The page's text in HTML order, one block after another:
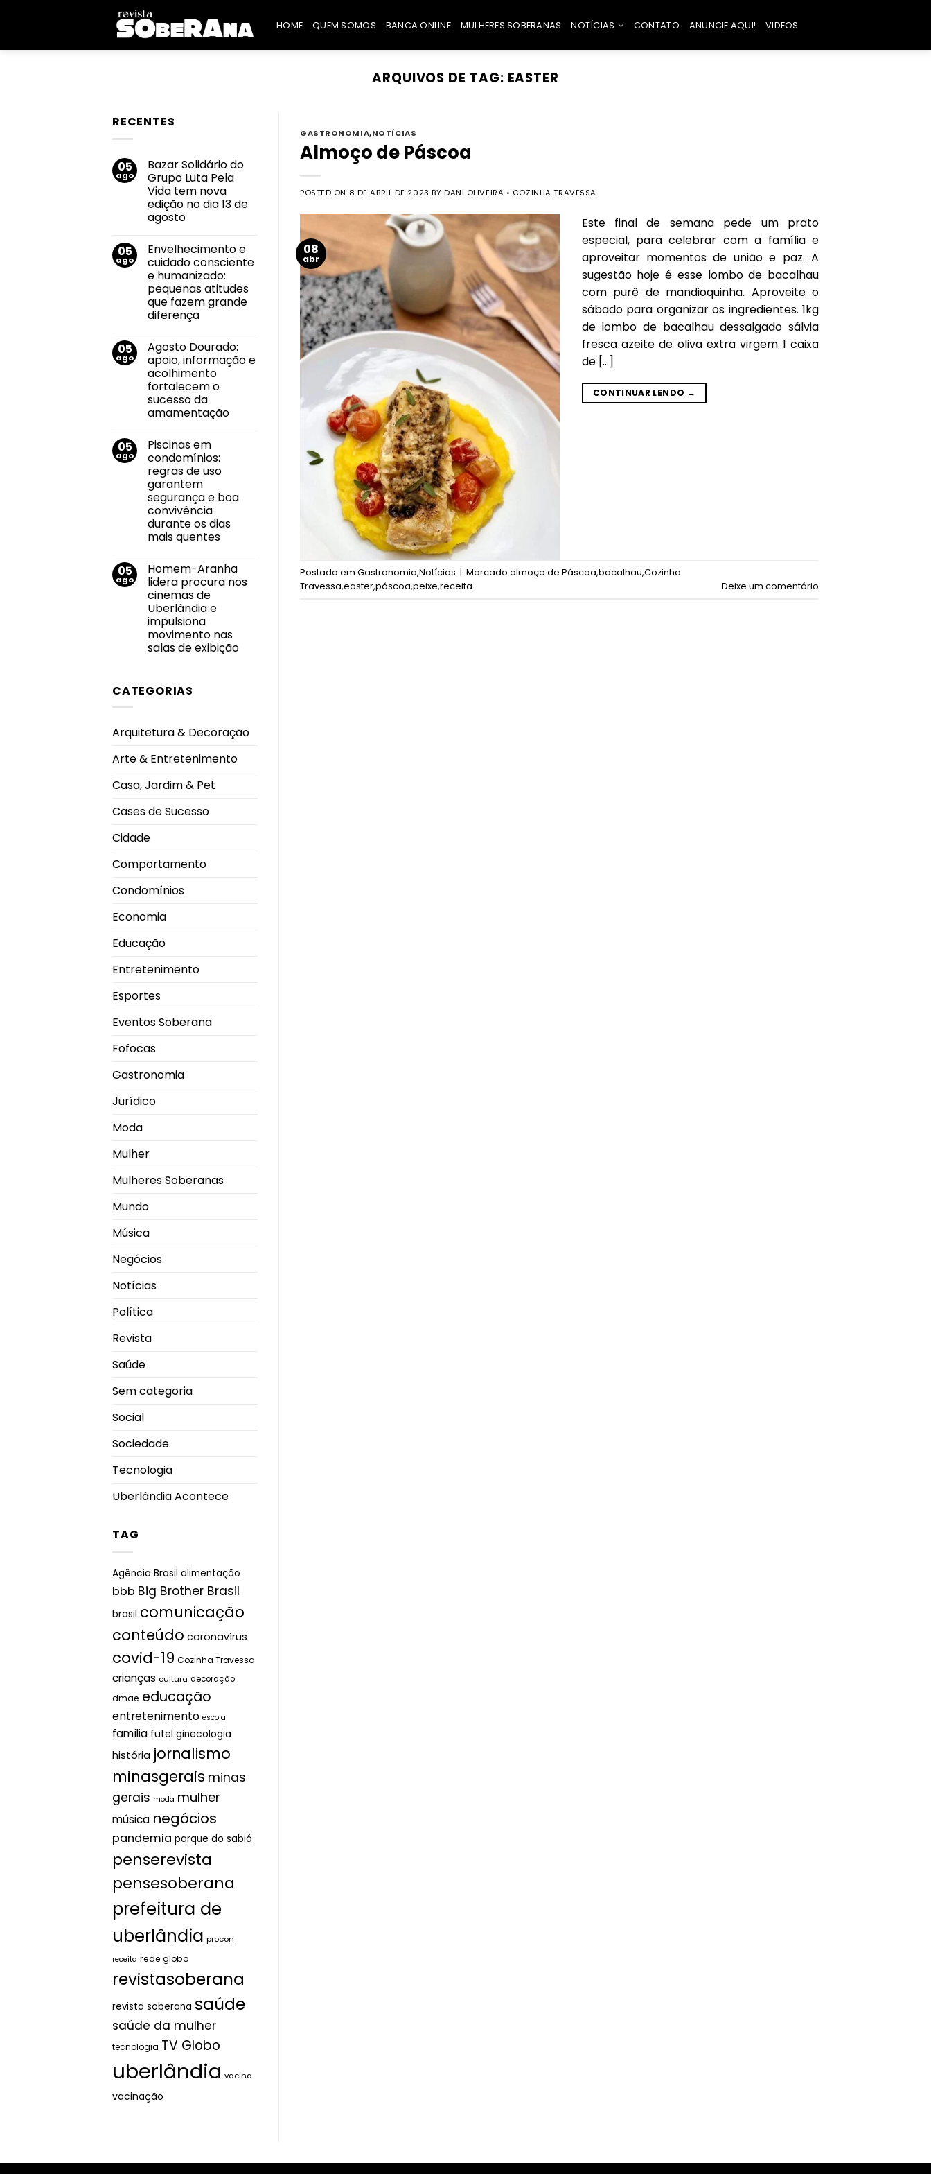
HOME QUEM SOMOS BANCA ONLINE MULHERES SOBERANAS NOTÍCIAS CONTATO ANUNCIE AQUI! VIDEOS
ARQUIVOS DE TAG: EASTER
RECENTES
05
ago
Bazar Solidário do
Grupo Luta Pela
Vida tem nova
edição no dia 13 de
agosto
em
Bazar
Solidário
do
Grupo
Luta
Pela
Vida
tem
no
dia
13
de
agosto
05
ago
Envelhecimento e
cuidado consciente
e humanizado:
pequenas atitudes
que fazem grande
diferença
em
Envelhecimento
e
cuidado
consciente
e
humanizado:
pequenas
atitudes
grande
diferença
05
ago
Agosto Dourado:
apoio, informação e
acolhimento
fortalecem o
sucesso da
amamentação
em
Agosto
Dourado:
apoio,
informação
e
acolhimento
fortalecem
o
sucesso
da
amamentação
05
ago
Piscinas em
condomínios:
regras de uso
garantem
segurança e boa
convivência
durante os dias
mais quentes
em
Piscinas
em
condomínios:
regras
de
uso
garantem
segurança
e
os
dias
05
ago
Homem-Aranha
lidera procura nos
cinemas de
Uberlândia e
impulsiona
movimento nas
salas de exibição
Homem-
Aranha
cinemas
e
movimento
nas
de
exibição
CATEGORIAS
Arquitetura & Decoração
Arte & Entretenimento
Casa, Jardim & Pet
Cases de Sucesso
Cidade
Comportamento
Condomínios
Economia
Educação
Entretenimento
Esportes
Eventos Soberana
Fofocas
Gastronomia
Jurídico
Moda
Mulher
Mulheres Soberanas
Mundo
Música
Negócios
Notícias
Política
Revista
Saúde
Sem categoria
Social
Sociedade
Tecnologia
Uberlândia Acontece
TAG
Agência Brasil alimentação
bbb Big Brother Brasil
brasil comunicação
conteúdo coronavírus
covid-19 Cozinha Travessa
crianças cultura decoração
dmae educação
entretenimento escola
família futel ginecologia
história jornalismo
minasgerais minas
gerais moda mulher
música negócios
pandemia parque do sabiá
penserevista
pensesoberana
prefeitura de
uberlândia procon
receita rede globo
revistasoberana
revista soberana saúde
saúde da mulher
tecnologia TV Globo
uberlândia vacina
vacinação
GASTRONOMIA,NOTÍCIAS
Almoço de Páscoa
POSTED ON 8 DE ABRIL DE 2023 BY DANI OLIVEIRA • COZINHA TRAVESSA
08
abr
Este final de semana pede um prato
especial, para celebrar com a família e
aproveitar momentos de união e paz. A
sugestão hoje é esse lombo de bacalhau
com purê de mandioquinha. Aproveite o
sábado para organizar os ingredientes. 1kg
de lombo de bacalhau dessalgado sálvia
fresca azeite de oliva extra virgem 1 caixa
de […]
CONTINUAR LENDO →
Postado em Gastronomia,Notícias | Marcado almoço de Páscoa,bacalhau,Cozinha
Travessa,easter,páscoa,peixe,receita Deixe um comentário